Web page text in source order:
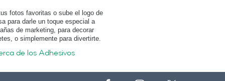
fotos favoritas o sube el logo de
para darle un toque especial a
de marketing, para decorar
o simplemente para divertirte.
de los Adhesivos